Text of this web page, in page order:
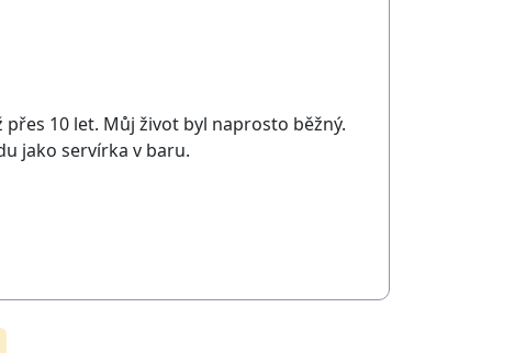
10 let. Můj život byl naprosto běžný.
jako servírka v baru.